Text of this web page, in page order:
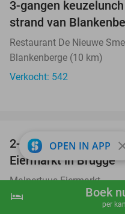
shopping_cart
hotel Boek
per
3-gangen
strand van
Restaurant De Nieuwe
Blankenberge (10 km)
Verkocht: 542
2- of 3-gangendiner
Eiermarkt in Brugge
Malpertuus Eiermarkt
Brugge
OPEN IN APP